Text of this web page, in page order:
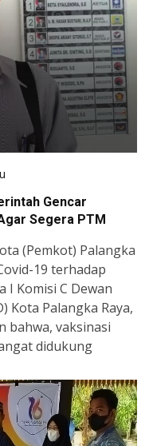
Gencar
Segera PTM
(Pemkot) Palangka
19 terhadap
I Komisi C Dewan
Kota Palangka Raya,
bahwa, vaksinasi
didukung